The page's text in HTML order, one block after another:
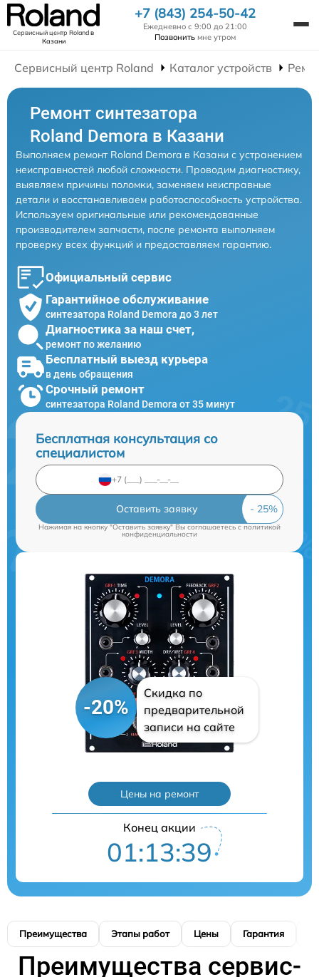
Сервисный центр Rolandв
Казани
+7 (843) 254-50-42
Ежедневно с 9:00 до 21:00
Позвонить мне утром
Сервисный центр Roland Каталог устройств
Ремонт синтезатора
Roland Demora в Казани
Выполняем ремонт Roland Demora в Казани с устранением
неисправностей любой сложности. Проводим диагностику,
выявляем причины поломки, заменяем неисправные
детали и восстанавливаем работоспособность устройства.
Используем оригинальные или рекомендованные
производителем запчасти, после ремонта выполняем
проверку всех функций и предоставляем гарантию.
Официальный сервис
Гарантийное обслуживание
синтезатора Roland Demora до 3 лет
Диагностика за наш счет,
ремонт по желанию
Бесплатный выезд курьера
в день обращения
Срочный ремонт
синтезатора Roland Demora от 35 минут
Бесплатная консультация со
специалистом
Оставить заявку
Нажимая на кнопку "Оставить заявку" Вы соглашаетесь cполитикой
конфиденциальности
-20%
Скидка по
предварительной
записи на сайте
Цены на ремонт
Конец акции
01:13:38
Преимущества Этапы работ Цены Гарантия
Преимущества сервис-